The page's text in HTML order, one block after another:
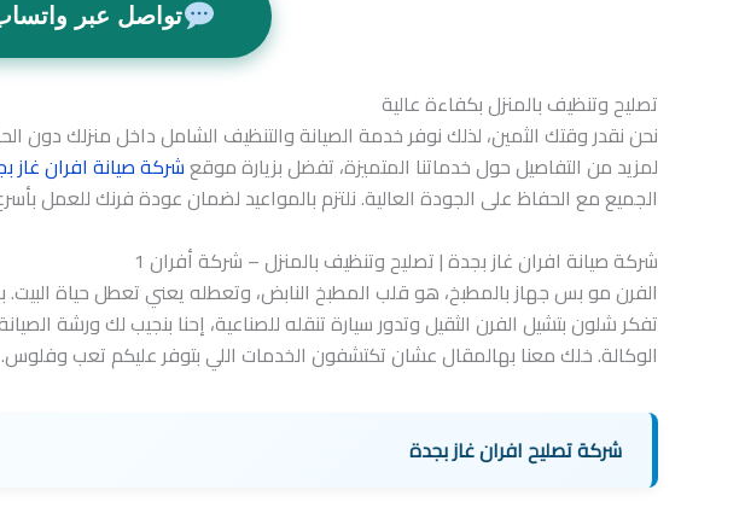
تواصل عبر
تصليح وتنظيف بالمنزل بكفاءة عالية
نحن نقدر وقتك الثمين، لذلك نوفر خدمة الصيانة والتنظيف الشامل داخل منزلك دون
لمزيد من التفاصيل حول خدماتنا المتميزة، تفضل بزيارة موقعشركة صيانة افران غاز
الجميع مع الحفاظ على الجودة العالية. نلتزم بالمواعيد لضمان عودة فرنك للعمل
شركة صيانة افران غاز بجدة | تصليح وتنظيف بالمنزل – شركة أفران 1
الفرن مو بس جهاز بالمطبخ، هو قلب المطبخ النابض، وتعطله يعني تعطل حياة
تفكر شلون بتشيل الفرن الثقيل وتدور سيارة تنقله للصناعية، إحنا بنجيب لك ورشة
الوكالة. خلك معنا بهالمقال عشان تكتشفون الخدمات اللي بتوفر عليكم تعب وفلوس.
شركة تصليح افران غاز بجدة